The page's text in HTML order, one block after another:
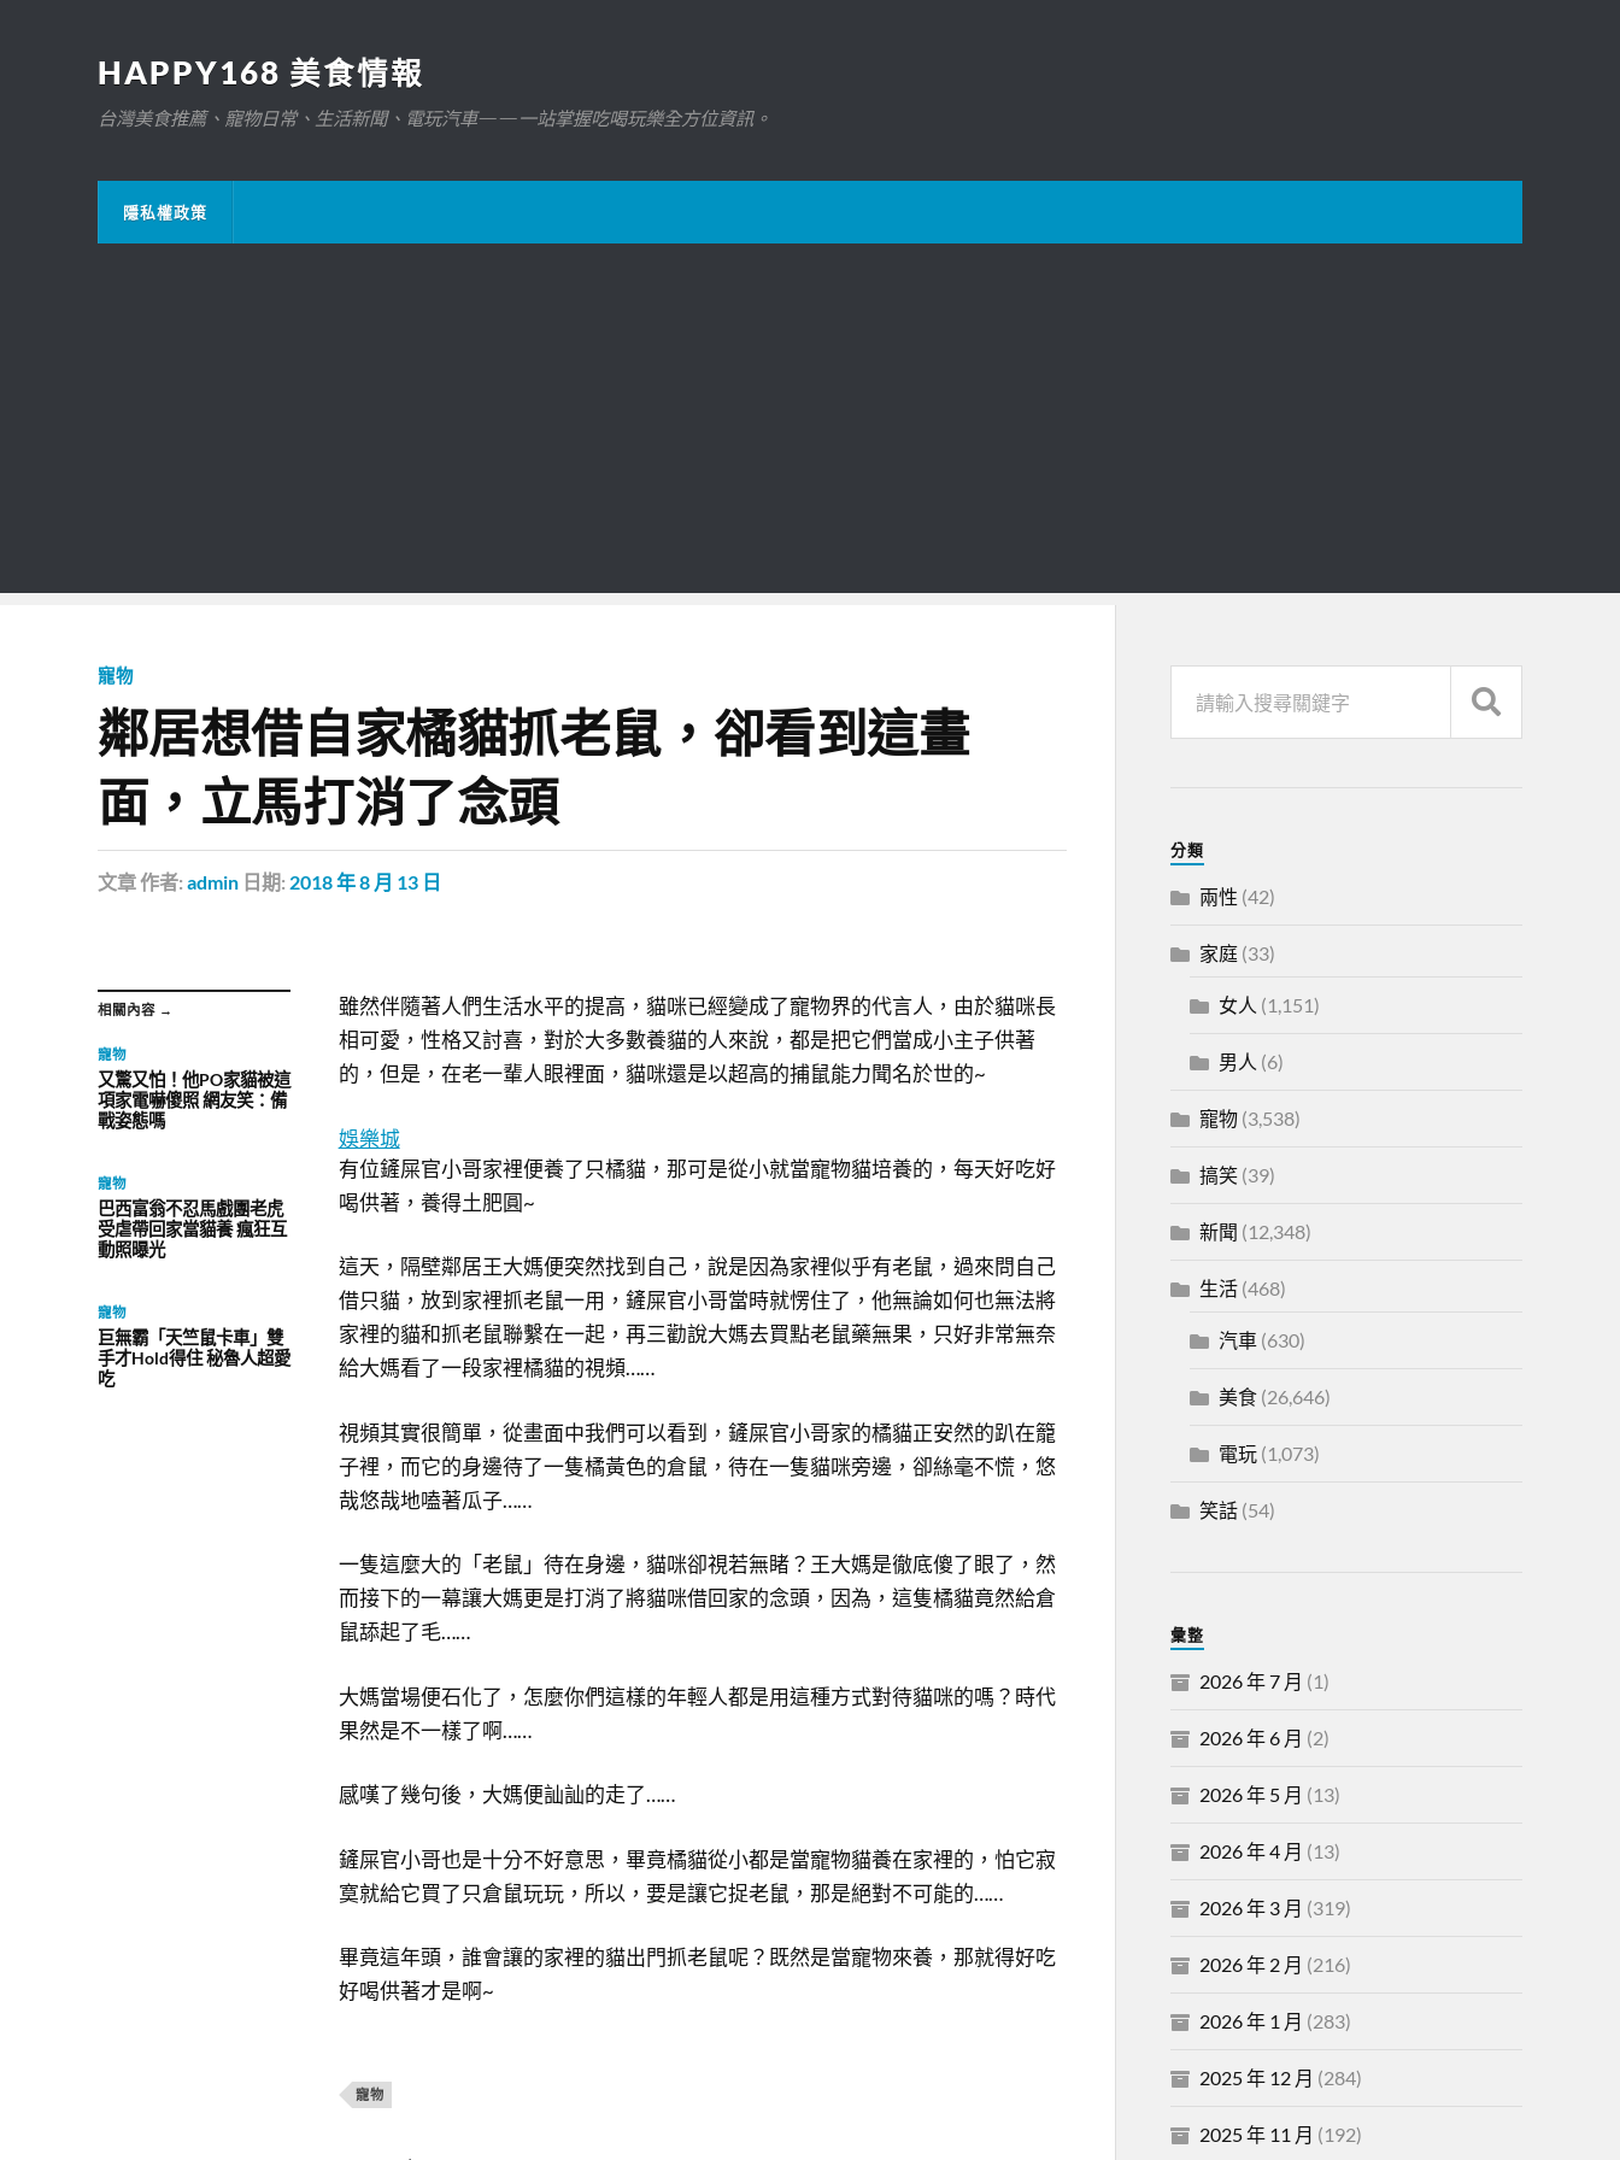
HAPPY168 美食情報
台灣美食推薦、寵物日常、生活新聞、電玩汽車——一站掌握吃喝玩樂全方位資訊。
隱私權政策
寵物
鄰居想借自家橘貓抓老鼠，卻看到這畫
面，立馬打消了念頭
文章作者: admin 日期: 2018 年 8 月 13 日
相關內容 →
寵物
又驚又怕！他PO家貓被這
項家電嚇傻照 網友笑：備
戰姿態嗎
寵物
巴西富翁不忍馬戲團老虎
受虐帶回家當貓養 瘋狂互
動照曝光
寵物
巨無霸「天竺鼠卡車」雙
手才Hold得住 秘魯人超愛
吃
雖然伴隨著人們生活水平的提高，貓咪已經變成了寵物界的代言人，由於貓咪長
相可愛，性格又討喜，對於大多數養貓的人來說，都是把它們當成小主子供著
的，但是，在老一輩人眼裡面，貓咪還是以超高的捕鼠能力聞名於世的~
娛樂城
有位鏟屎官小哥家裡便養了只橘貓，那可是從小就當寵物貓培養的，每天好吃好
喝供著，養得土肥圓~
這天，隔壁鄰居王大媽便突然找到自己，說是因為家裡似乎有老鼠，過來問自己
借只貓，放到家裡抓老鼠一用，鏟屎官小哥當時就愣住了，他無論如何也無法將
家裡的貓和抓老鼠聯繫在一起，再三勸說大媽去買點老鼠藥無果，只好非常無奈
給大媽看了一段家裡橘貓的視頻……
視頻其實很簡單，從畫面中我們可以看到，鏟屎官小哥家的橘貓正安然的趴在籠
子裡，而它的身邊待了一隻橘黃色的倉鼠，待在一隻貓咪旁邊，卻絲毫不慌，悠
哉悠哉地嗑著瓜子……
一隻這麼大的「老鼠」待在身邊，貓咪卻視若無睹？王大媽是徹底傻了眼了，然
而接下的一幕讓大媽更是打消了將貓咪借回家的念頭，因為，這隻橘貓竟然給倉
鼠舔起了毛……
大媽當場便石化了，怎麼你們這樣的年輕人都是用這種方式對待貓咪的嗎？時代
果然是不一樣了啊……
感嘆了幾句後，大媽便訕訕的走了……
鏟屎官小哥也是十分不好意思，畢竟橘貓從小都是當寵物貓養在家裡的，怕它寂
寞就給它買了只倉鼠玩玩，所以，要是讓它捉老鼠，那是絕對不可能的……
畢竟這年頭，誰會讓的家裡的貓出門抓老鼠呢？既然是當寵物來養，那就得好吃
好喝供著才是啊~
寵物
分類
兩性 (42)
家庭(33)
女人 (1,151)
男人 (6)
寵物(3,538)
搞笑(39)
新聞 (12,348)
生活(468)
汽車(630)
美食(26,646)
電玩(1,073)
笑話(54)
彙整
2026 年 7 月 (1)
2026 年 6 月 (2)
2026 年 5 月 (13)
2026 年 4 月 (13)
2026 年 3 月 (319)
2026 年 2 月 (216)
2026 年 1 月 (283)
2025 年 12 月 (284)
2025 年 11 月 (192)